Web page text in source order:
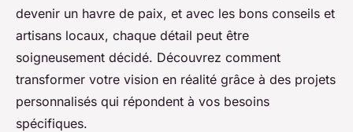
devenir un havre de paix, et avec les bons conseils et
artisans locaux, chaque détail peut être
soigneusement décidé. Découvrez comment
transformer votre vision en réalité grâce à des projets
personnalisés qui répondent à vos besoins
spécifiques.